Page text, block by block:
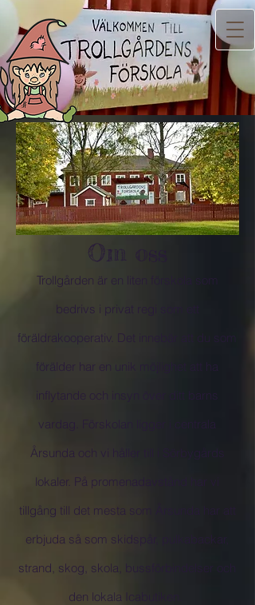
Om oss
Trollgården är en liten förskola som
bedrivs i privat regi som ett
föräldrakooperativ. Det innebär att du som
förälder har en unik möjlighet att ha
inflytande och insyn över ditt barns
vardag. Förskolan ligger i centrala
Årsunda och vi håller till i Sörbygårds
lokaler. På promenadavstånd har vi
tillgång till det mesta som Årsunda har att
erbjuda så som skidspår, pulkabackar,
strand, skog, skola, bussförbindelser och
den lokala Icabutiken.